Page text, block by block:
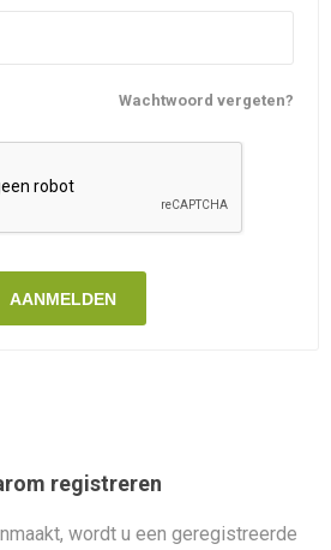
Wachtwoord vergeten?
AANMELDEN
registreren
wordt u een geregistreerde